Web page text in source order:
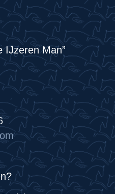
IJzeren Man”